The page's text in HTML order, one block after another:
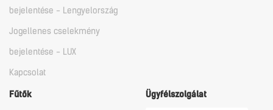
bejelentése - Lengyelország
Jogellenes cselekmény
bejelentése - LUX
Kapcsolat
Fűtők Ügyfélszolgálat